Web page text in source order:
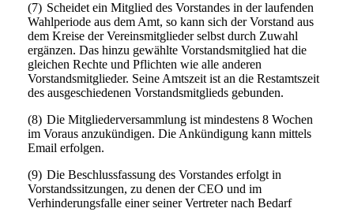
(7) Scheidet ein Mitglied des Vorstandes in der laufenden
Wahlperiode aus dem Amt, so kann sich der Vorstand aus
dem Kreise der Vereinsmitglieder selbst durch Zuwahl
ergänzen. Das hinzu gewählte Vorstandsmitglied hat die
gleichen Rechte und Pflichten wie alle anderen
Vorstandsmitglieder. Seine Amtszeit ist an die Restamtszeit
des ausgeschiedenen Vorstandsmitglieds gebunden.
(8) Die Mitgliederversammlung ist mindestens 8 Wochen
im Voraus anzukündigen. Die Ankündigung kann mittels
Email erfolgen.
(9) Die Beschlussfassung des Vorstandes erfolgt in
Vorstandssitzungen, zu denen der CEO und im
Verhinderungsfalle einer seiner Vertreter nach Bedarf